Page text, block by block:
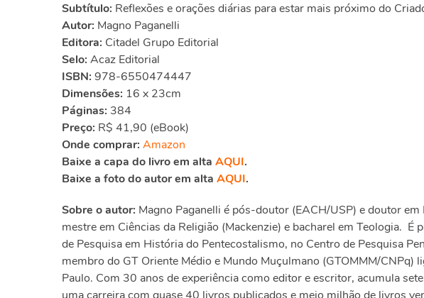
Subtítulo: Reflexões e orações diárias para estar mais próximo do
Autor: Magno Paganelli
Editora: Citadel Grupo Editorial
Selo: Acaz Editorial
ISBN: 978-6550474447
Dimensões: 16 x 23cm
Páginas: 384
Preço: R$ 41,90 (eBook)
Onde comprar: Amazon
Baixe a capa do livro em alta AQUI.
Baixe a foto do autor em alta AQUI.
Sobre o autor: Magno Paganelli é pós-doutor (EACH/USP) e doutor
mestre em Ciências da Religião (Mackenzie) e bacharel em Teologia. É
de Pesquisa em História do Pentecostalismo, no Centro de Pesquisa
membro do GT Oriente Médio e Mundo Muçulmano (GTOMMM/CNPq)
Paulo. Com 30 anos de experiência como editor e escritor, acumula